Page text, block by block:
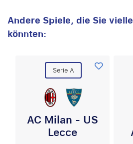
Andere Spiele, die Sie
könnten:
Serie A
AC Milan - US
Lecce